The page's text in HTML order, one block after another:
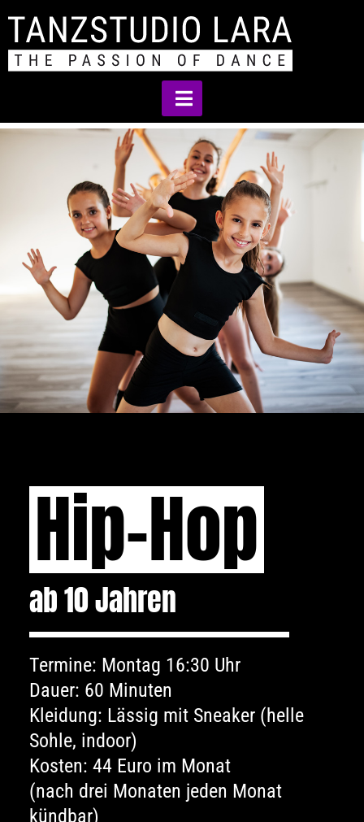
Hip-Hop
ab 10 Jahren
Termine: Montag 16:30 Uhr
Dauer: 60 Minuten
Kleidung: Lässig mit Sneaker (helle
Sohle, indoor)
Kosten: 44 Euro im Monat
(nach drei Monaten jeden Monat
kündbar)